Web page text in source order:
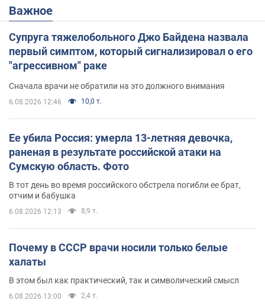
Важное
Супруга тяжелобольного Джо Байдена назвала
первый симптом, который сигнализировал о его
"агрессивном" раке
Сначала врачи не обратили на это должного внимания
6.08.2026 12:46 10,0 т.
Ее убила Россия: умерла 13-летняя девочка,
раненая в результате российской атаки на
Сумскую область. Фото
В тот день во время российского обстрела погибли ее брат,
отчим и бабушка
6.08.2026 12:13 8,9 т.
Почему в СССР врачи носили только белые
халаты
В этом был как практический, так и символический смысл
6.08.2026 13:00 2,4 т.